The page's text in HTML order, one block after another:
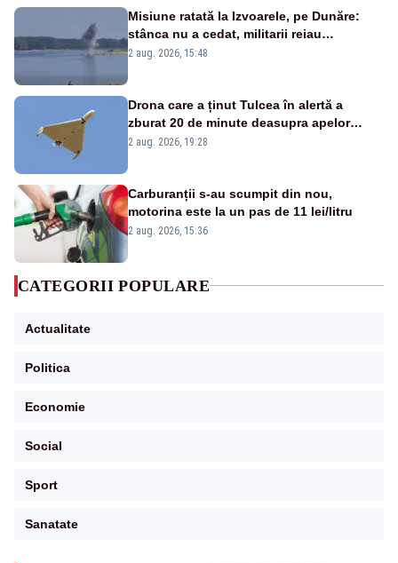
Misiune ratată la Izvoarele, pe Dunăre:
stânca nu a cedat, militarii reiau
detonările luni – VIDEO
2 aug. 2026, 15:48
Drona care a ținut Tulcea în alertă a
zburat 20 de minute deasupra apelor
României. Au fost ridicate două F-16
2 aug. 2026, 19:28
Carburanții s-au scumpit din nou,
motorina este la un pas de 11 lei/litru
2 aug. 2026, 15:36
CATEGORII POPULARE
Actualitate
Politica
Economie
Social
Sport
Sanatate